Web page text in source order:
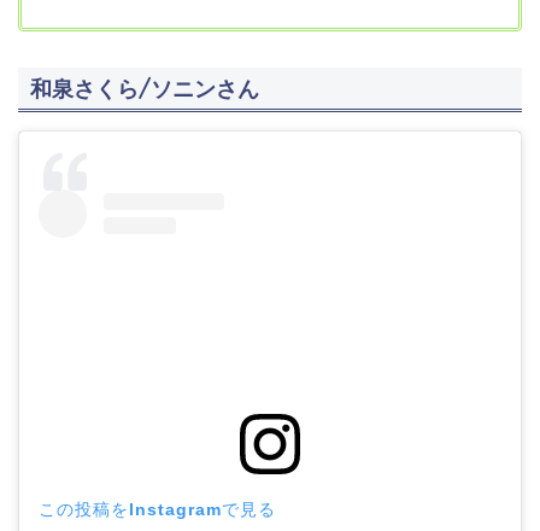
和泉さくら/ソニンさん
この投稿をInstagramで見る